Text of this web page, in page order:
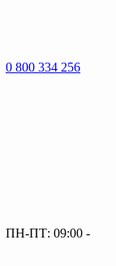
0 800 334 256
ПН-ПТ: 09:00 -